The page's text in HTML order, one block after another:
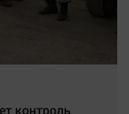
контроль